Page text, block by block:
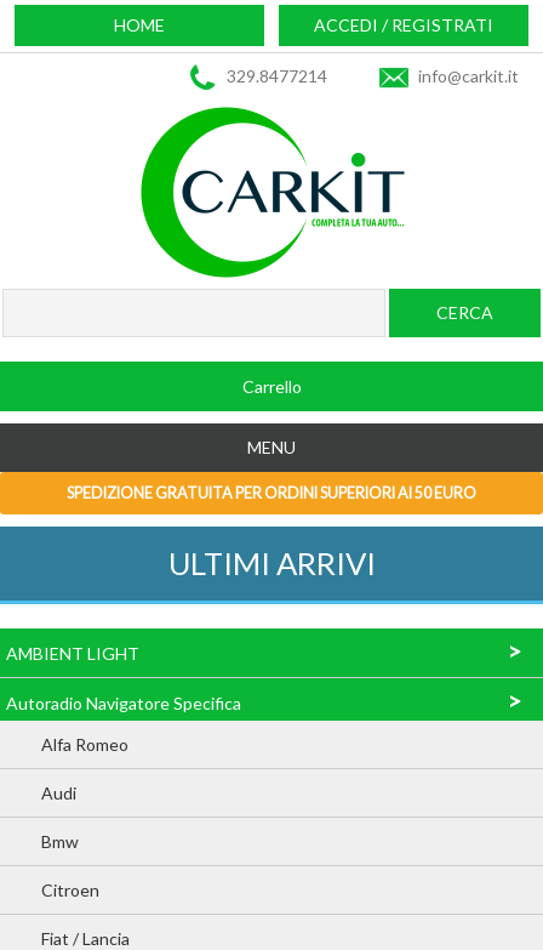
HOME ACCEDI / REGISTRATI
329.8477214 info@carkit.it
Carrello
MENU
SPEDIZIONE GRATUITA PER ORDINI SUPERIORI AI 50 EURO
ULTIMI ARRIVI
AMBIENT LIGHT >
Autoradio Navigatore Specifica >
Alfa Romeo
Audi
Bmw
Citroen
Fiat / Lancia